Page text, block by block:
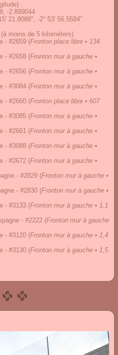
:
-2.899044
21.8088", -2° 53' 56.5584"
(à moins de 5 kilomèters)
- #2659 (Fronton place libre • 134
- #2658 (Fronton mur à gauche •
- #2656 (Fronton mur à gauche •
- #3084 (Fronton mur à gauche •
- #2660 (Fronton place libre • 607
- #3085 (Fronton mur à gauche •
- #2661 (Fronton mur à gauche •
- #3088 (Fronton mur à gauche •
- #2672 (Fronton mur à gauche •
- #2829 (Fronton mur à gauche •
- #2830 (Fronton mur à gauche •
- #3133 (Fronton mur à gauche • 1,1
- #2222 (Fronton mur à gauche
- #3120 (Fronton mur à gauche • 1,4
- #3130 (Fronton mur à gauche • 1,5